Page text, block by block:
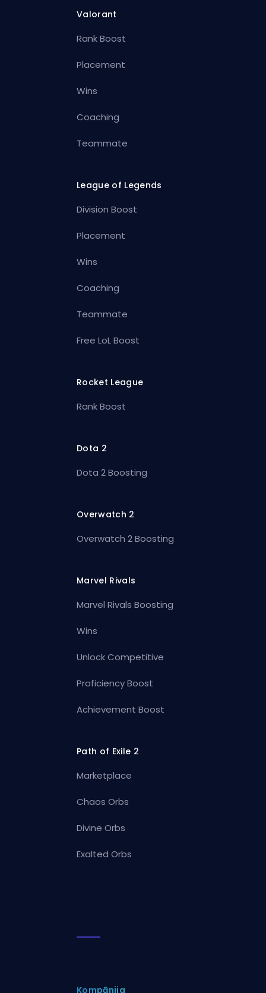
Valorant
Rank Boost
Placement
Wins
Coaching
Teammate
League of Legends
Division Boost
Placement
Wins
Coaching
Teammate
Free LoL Boost
Rocket League
Rank Boost
Dota 2
Dota 2 Boosting
Overwatch 2
Overwatch 2 Boosting
Marvel Rivals
Marvel Rivals Boosting
Wins
Unlock Competitive
Proficiency Boost
Achievement Boost
Path of Exile 2
Marketplace
Chaos Orbs
Divine Orbs
Exalted Orbs
Kompānija